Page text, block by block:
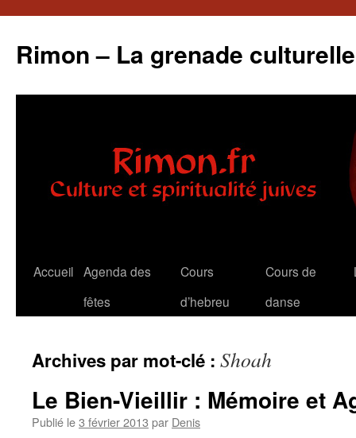
contenu
Rimon – La grenade culturelle
Accueil Agenda des
fêtes
Cours
d’hebreu
Cours de
danse
Archives par mot-clé : Shoah
Le Bien-Vieillir : Mémoire et
Publié le3 février 2013 par Denis